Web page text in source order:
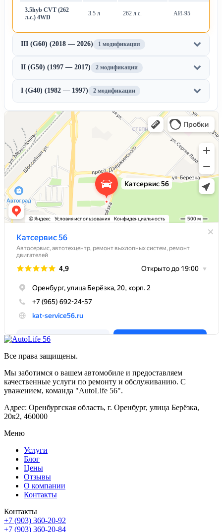
3.5hyb CVT (262
л.с.) 4WD
3.5 л 262 л.с. АИ-95
III (G60) (2018 — 2026) 1 модификация
II (G50) (1997 — 2017) 2 модификации
I (G40) (1982 — 1997) 2 модификации
Все права защищены.
Мы заботимся о вашем автомобиле и предоставляем
качественные услуги по ремонту и обслуживанию. С
уважением, команда "AutoLife 56".
Адрес: Оренбургская область, г. Оренбург, улица Берёзка,
20к2, 460000
Меню
Услуги
Блог
Цены
Отзывы
О компании
Контакты
Контакты
+7 (903) 360-20-92
+7 (903) 360-20-84